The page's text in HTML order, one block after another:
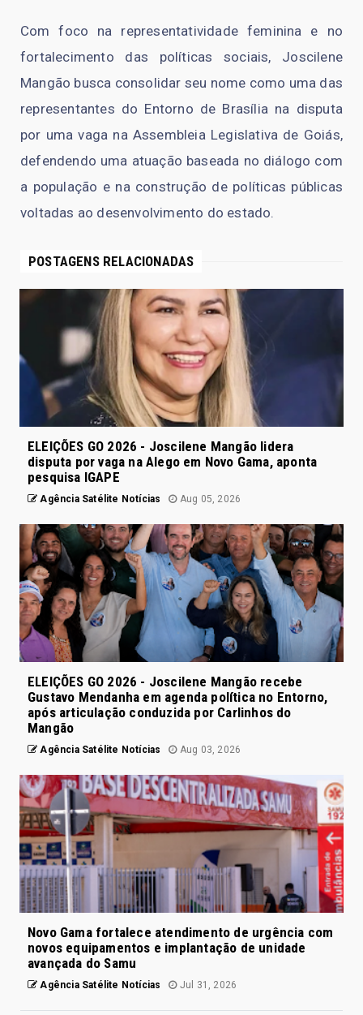
Com foco na representatividade feminina e no
fortalecimento das políticas sociais, Joscilene
Mangão busca consolidar seu nome como uma das
representantes do Entorno de Brasília na disputa
por uma vaga na Assembleia Legislativa de Goiás,
defendendo uma atuação baseada no diálogo com
a população e na construção de políticas públicas
voltadas ao desenvolvimento do estado.
POSTAGENS RELACIONADAS
ELEIÇÕES GO 2026 - Joscilene Mangão lidera
disputa por vaga na Alego em Novo Gama, aponta
pesquisa IGAPE
Agência Satélite Notícias Aug 05, 2026
ELEIÇÕES GO 2026 - Joscilene Mangão recebe
Gustavo Mendanha em agenda política no Entorno,
após articulação conduzida por Carlinhos do
Mangão
Agência Satélite Notícias Aug 03, 2026
Novo Gama fortalece atendimento de urgência com
novos equipamentos e implantação de unidade
avançada do Samu
Agência Satélite Notícias Jul 31, 2026